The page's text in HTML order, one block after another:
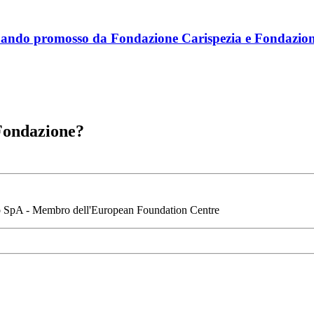
promosso da Fondazione Carispezia e
- Membro dell'European Foundation Centre